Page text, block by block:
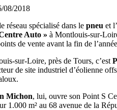
08/2018
réseau spécialisé dans le pneu et l’
Auto » à Montlouis-sur-
de vente avant la fin de
sur-Loire, près de Tours, c’est
de site industriel d’éolienne
Michon, lui, ouvre son Point S
1.000 m² au 68 avenue de la